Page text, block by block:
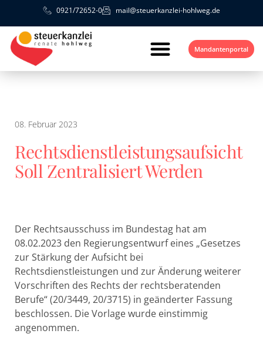
0921/72652-0 mail@steuerkanzlei-hohlweg.de
Mandantenportal
08. Februar 2023
Rechtsdienstleistungsaufsicht
Soll Zentralisiert Werden
Der Rechtsausschuss im Bundestag hat am
08.02.2023 den Regierungsentwurf eines „Gesetzes
zur Stärkung der Aufsicht bei
Rechtsdienstleistungen und zur Änderung weiterer
Vorschriften des Rechts der rechtsberatenden
Berufe“ (20/3449, 20/3715) in geänderter Fassung
beschlossen. Die Vorlage wurde einstimmig
angenommen.